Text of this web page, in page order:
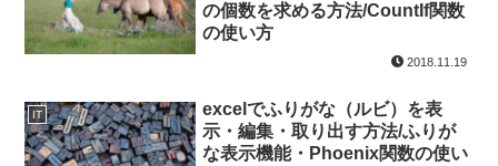
の個数を求める方法/CountIf関数
の使い方
2018.11.19
IT
excelでふりがな（ルビ）を表
示・編集・取り出す方法/ふりが
な表示機能・Phoenix関数の使い